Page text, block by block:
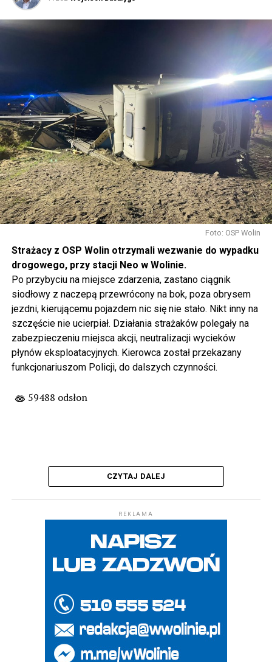
Foto: OSP Wolin
Strażacy z OSP Wolin otrzymali wezwanie do wypadku
drogowego, przy stacji Neo w Wolinie.
Po przybyciu na miejsce zdarzenia, zastano ciągnik
siodłowy z naczepą przewrócony na bok, poza obrysem
jezdni, kierującemu pojazdem nic się nie stało. Nikt inny na
szczęście nie ucierpiał. Działania strażaków polegały na
zabezpieczeniu miejsca akcji, neutralizacji wycieków
płynów eksploatacyjnych. Kierowca został przekazany
funkcjonariuszom Policji, do dalszych czynności.
59488 odsłon
CZYTAJ DALEJ
REKLAMA